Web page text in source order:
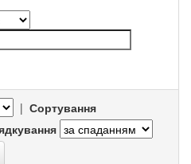
| Сортування